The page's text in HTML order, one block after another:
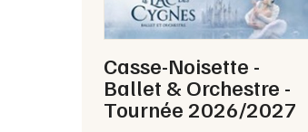
Casse-Noisette -
Ballet & Orchestre -
Tournée 2026/2027